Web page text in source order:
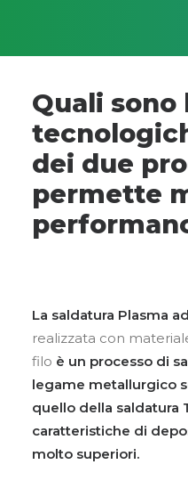
Quali
dei due
permette
La saldatura Plasma
realizzata con
filo è un processo di
legame metallurgico
quello della saldatura
caratteristiche di
molto superiori.